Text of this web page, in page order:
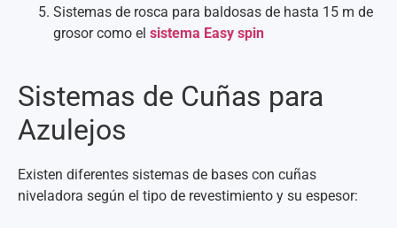
Sistemas de rosca para baldosas de hasta 15 m de
grosor como el sistema Easy spin
Sistemas de Cuñas para
Azulejos
Existen diferentes sistemas de bases con cuñas
niveladora según el tipo de revestimiento y su espesor: